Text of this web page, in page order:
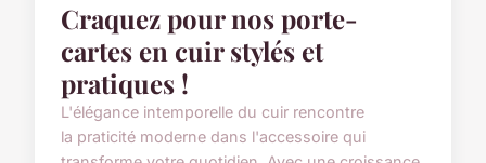
Craquez pour nos porte-
cartes en cuir stylés et
pratiques !
L'élégance intemporelle du cuir rencontre
la praticité moderne dans l'accessoire qui